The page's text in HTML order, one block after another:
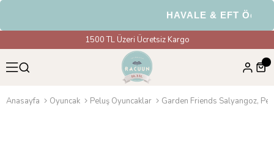
HAVALE & EFT
1500 TL Üzeri Ücretsiz Kargo
Anasayfa Oyuncak Peluş Oyuncaklar Garden Friends Salyangoz,